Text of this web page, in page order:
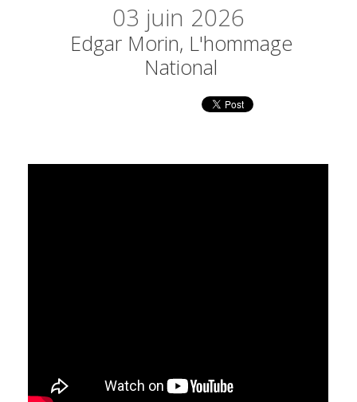
03 juin 2026
Edgar Morin, L'hommage
National